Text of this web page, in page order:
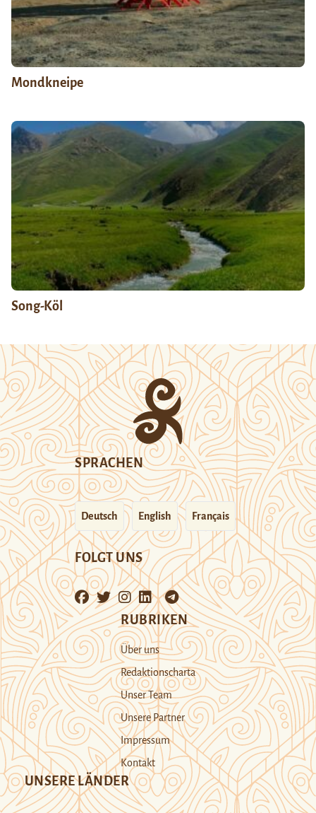
Mondkneipe
Song-Köl
SPRACHEN
Deutsch English Français
FOLGT UNS
RUBRIKEN
Über uns
Redaktionscharta
Unser Team
Unsere Partner
Impressum
Kontakt
UNSERE LÄNDER